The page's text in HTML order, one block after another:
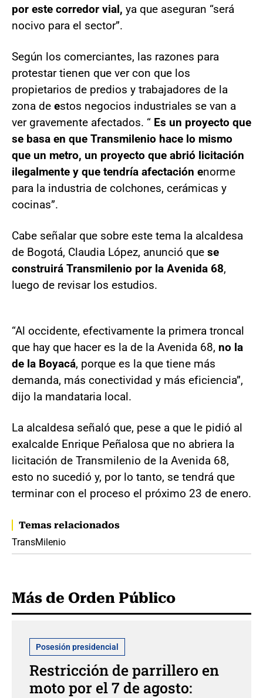
por este corredor vial, ya que aseguran “será
nocivo para el sector”.
Según los comerciantes, las razones para
protestar tienen que ver con que los
propietarios de predios y trabajadores de la
zona de estos negocios industriales se van a
ver gravemente afectados. “ Es un proyecto que
se basa en que Transmilenio hace lo mismo
que un metro, un proyecto que abrió licitación
ilegalmente y que tendría afectación enorme
para la industria de colchones, cerámicas y
cocinas”.
Cabe señalar que sobre este tema la alcaldesa
de Bogotá, Claudia López, anunció que se
construirá Transmilenio por la Avenida 68,
luego de revisar los estudios.
“Al occidente, efectivamente la primera troncal
que hay que hacer es la de la Avenida 68, no la
de la Boyacá, porque es la que tiene más
demanda, más conectividad y más eficiencia”,
dijo la mandataria local.
La alcaldesa señaló que, pese a que le pidió al
exalcalde Enrique Peñalosa que no abriera la
licitación de Transmilenio de la Avenida 68,
esto no sucedió y, por lo tanto, se tendrá que
terminar con el proceso el próximo 23 de enero.
Temas relacionados
TransMilenio
Más de Orden Público
Posesión presidencial
Restricción de parrillero en
moto por el 7 de agosto: